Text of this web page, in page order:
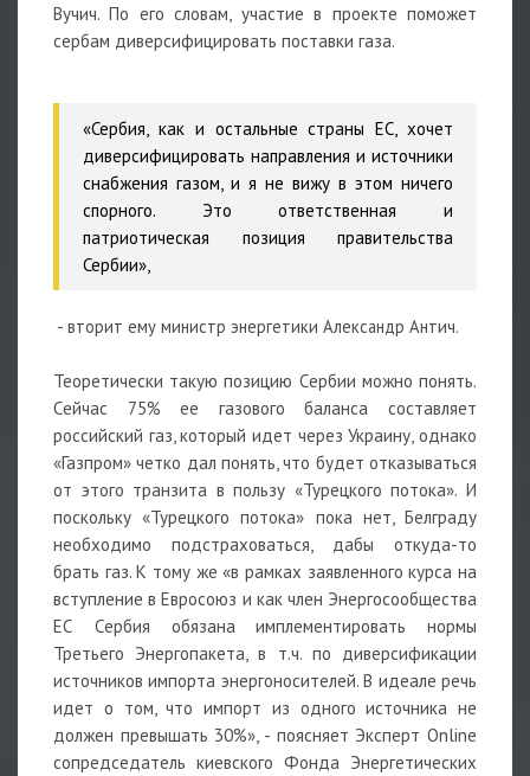
Вучич. По его словам, участие в проекте поможет
сербам диверсифицировать поставки газа.
«Сербия, как и остальные страны ЕС, хочет
диверсифицировать направления и источники
снабжения газом, и я не вижу в этом ничего
спорного. Это ответственная и
патриотическая позиция правительства
Сербии»,
- вторит ему министр энергетики Александр Антич.
Теоретически такую позицию Сербии можно понять.
Сейчас 75% ее газового баланса составляет
российский газ, который идет через Украину, однако
«Газпром» четко дал понять, что будет отказываться
от этого транзита в пользу «Турецкого потока». И
поскольку «Турецкого потока» пока нет, Белграду
необходимо подстраховаться, дабы откуда-то
брать газ. К тому же «в рамках заявленного курса на
вступление в Евросоюз и как член Энергосообщества
ЕС Сербия обязана имплементировать нормы
Третьего Энергопакета, в т.ч. по диверсификации
источников импорта энергоносителей. В идеале речь
идет о том, что импорт из одного источника не
должен превышать 30%», - поясняет Эксперт Online
сопредседатель киевского Фонда Энергетических